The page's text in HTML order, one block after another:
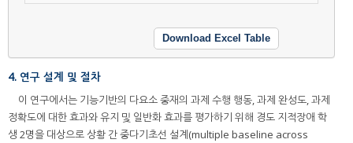
Download Excel Table
4. 연구 설계 및 절차
이 연구에서는 기능기반의 다요소 중재의 과제 수행 행동, 과제 완성도, 과제
정확도에 대한 효과와 유지 및 일반화 효과를 평가하기 위해 경도 지적장애 학
생 2명을 대상으로 상황 간 중다기초선 설계(multiple baseline across